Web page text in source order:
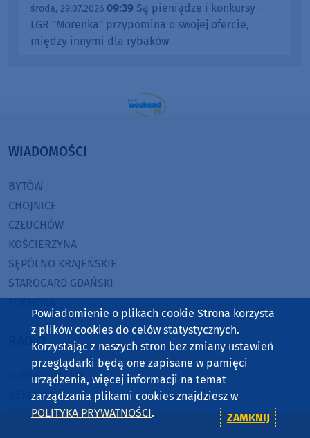
środa, 29.07.2026 09:39 Są pieniądze i konkursy -
LGR "Morenka" przypomina o swojej ofercie,
między innymi dla rybaków
WIADOMOŚCI
BYTÓW
CHOJNICE
CZŁUCHÓW
KOŚCIERZYNA
SĘPÓLNO KRAJEŃSKIE
STAROGARD GDAŃSKI
TUCHOLA
RADIO
O WEEKEND FM
REKLAMA
ZASIĘG
Powiadomienie o plikach cookie Strona korzysta
z plików cookies do celów statystycznych.
Korzystając z naszych stron bez zmiany ustawień
przeglądarki będą one zapisane w pamięci
urządzenia, więcej informacji na temat
zarządzania plikami cookies znajdziesz w
POLITYKA PRYWATNOŚCI. ZAMKNIJ